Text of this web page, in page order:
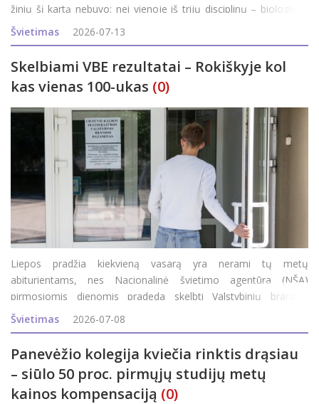
žinių šį kartą nebuvo: nei vienoje iš trijų disciplinų – biologijos,
geografijos, verslumo ir ekonomikos – maksimalaus (100)
egzamino balo Roki&
Švietimas 2026-07-13
Skelbiami VBE rezultatai – Rokiškyje kol
kas vienas 100-ukas (0)
Liepos pradžia kiekvieną vasarą yra nerami tų metų
abiturientams, nes Nacionalinė švietimo agentūra (NŠA)
pirmosiomis dienomis pradeda skelbti Valstybinių brandos
egzaminų (VBE) rezultatus. Pirmuosius abiturientai sužinojo jau
vakar: po 14 val. NŠA internetinėje svetainėje pasir
Švietimas 2026-07-08
Panevėžio kolegija kviečia rinktis drąsiau
– siūlo 50 proc. pirmųjų studijų metų
kainos kompensaciją (0)